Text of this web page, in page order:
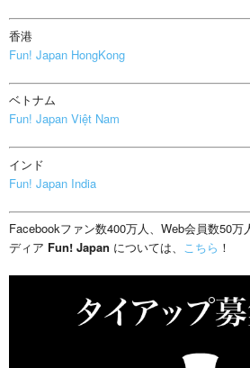
香港
Fun! Japan HongKong
ベトナム
Fun! Japan Việt Nam
インド
Fun! Japan India
Facebookファン数400万人、Web会員数50万
ディア Fun! Japan については、 こちら ！